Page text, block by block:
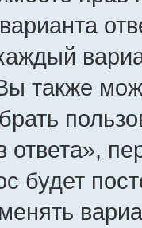
также
ответа»,
будет